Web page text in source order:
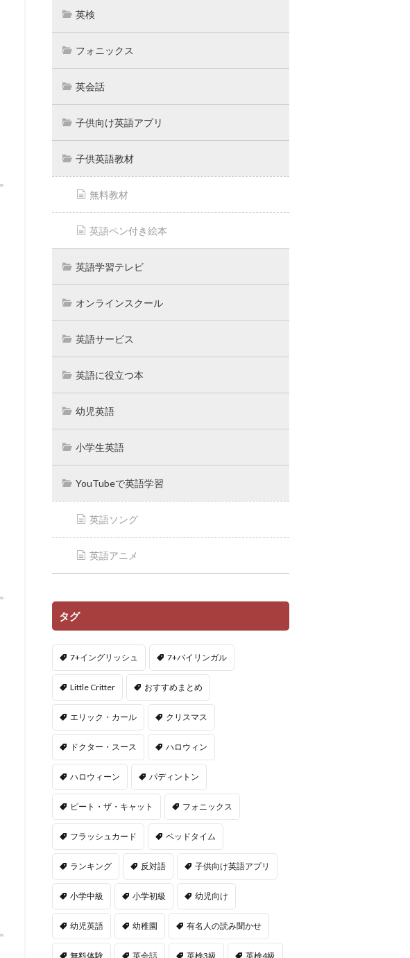
英検
フォニックス
英会話
子供向け英語アプリ
子供英語教材
無料教材
英語ペン付き絵本
英語学習テレビ
オンラインスクール
英語サービス
英語に役立つ本
幼児英語
小学生英語
YouTubeで英語学習
英語ソング
英語アニメ
タグ
7+イングリッシュ 7+バイリンガル
Little Critter おすすめまとめ
エリック・カール クリスマス
ドクター・スース ハロウィン
ハロウィーン パディントン
ピート・ザ・キャット フォニックス
フラッシュカード ベッドタイム
ランキング 反対語 子供向け英語アプリ
小学中級 小学初級 幼児向け
幼児英語 幼稚園 有名人の読み聞かせ
無料体験 英会話 英検3級 英検4級